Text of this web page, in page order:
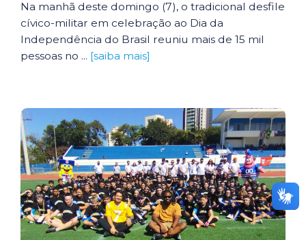
Na manhã deste domingo (7), o tradicional desfile
cívico-militar em celebração ao Dia da
Independência do Brasil reuniu mais de 15 mil
pessoas no ... [saiba mais]